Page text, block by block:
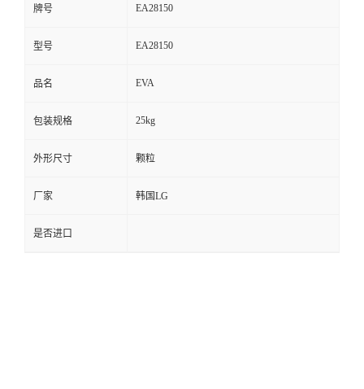
牌号 EA28150
型号 EA28150
品名 EVA
包装规格 25kg
外形尺寸 颗粒
厂家 韩国LG
是否进口